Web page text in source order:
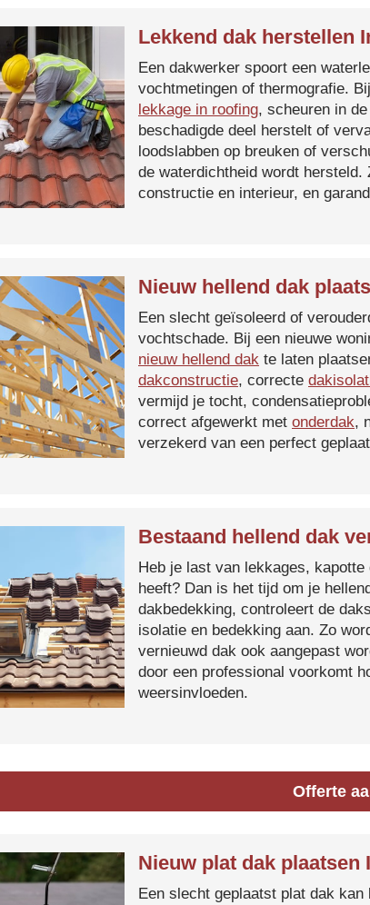
Lekkend dak herstellen
Een dakwerker spoort een
vochtmetingen of thermografie.
lekkage in roofing, scheuren in
beschadigde deel herstelt of
loodslabben op breuken of
de waterdichtheid wordt
constructie en interieur, en
Nieuw hellend dak
Een slecht geïsoleerd of
vochtschade. Bij een nieuwe
nieuw hellend dak te laten
dakconstructie, correcte
vermijd je tocht,
correct afgewerkt met onderdak,
verzekerd van een perfect
Bestaand hellend dak
Heb je last van lekkages,
heeft? Dan is het tijd om je
dakbedekking, controleert de
isolatie en bedekking aan. Zo
vernieuwd dak ook aangepast
door een professional voorkomt
weersinvloeden.
Offerte
Nieuw plat dak plaatsen
Een slecht geplaatst plat dak